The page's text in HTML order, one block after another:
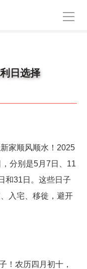
导航
日选择
家顺风顺水！2025
分别是5月7日、11
和31日。这些日子
入宅、移徙，避开
！农历四月初十，